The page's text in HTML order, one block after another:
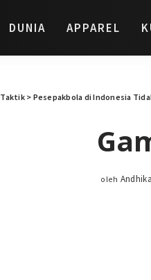
DUNIA APPAREL
Taktik> Pesepakbola di Indonesia
Posted
oleh